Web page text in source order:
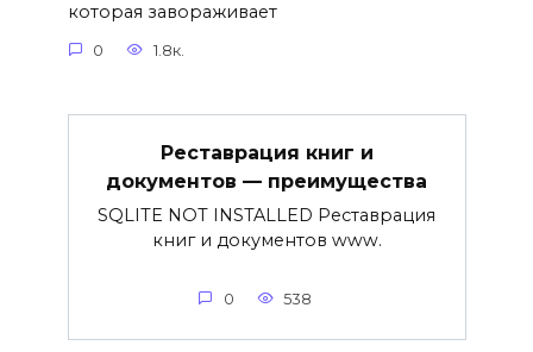
которая завораживает
0 1.8к.
Реставрация книг и
документов — преимущества
SQLITE NOT INSTALLED Реставрация
книг и документов www.
0 538